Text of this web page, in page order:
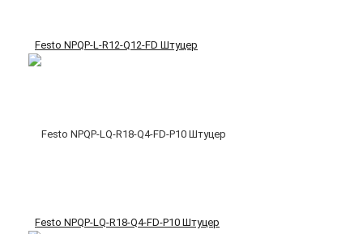
Festo NPQP-L-R12-Q12-FD Штуцер
Festo NPQP-LQ-R18-Q4-FD-P10 Штуцер